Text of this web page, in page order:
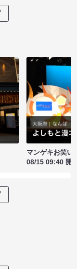
マンゲキお笑い
08/15 09:40 開